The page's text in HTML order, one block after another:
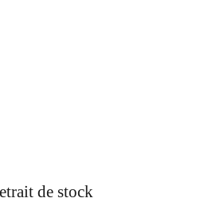
de stock